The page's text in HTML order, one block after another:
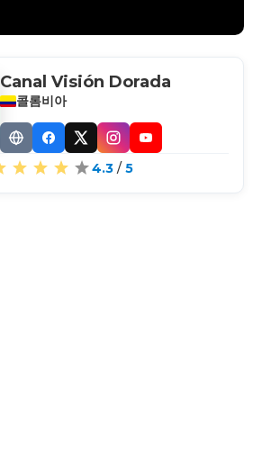
Canal Visión Dorada
콜롬비아
WebsiteFacebook
X InstagramYouTube
4.3/ 5